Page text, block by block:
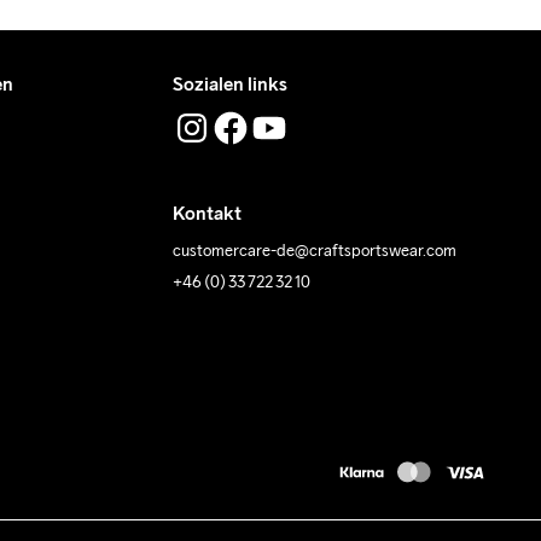
Sozialen links
Kontakt
customercare-de@craftsportswear.com
+46 (0) 33 722 32 10